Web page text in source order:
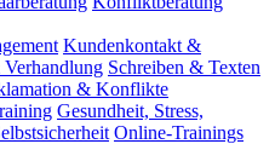
Kundenkontakt &
Schreiben & Texten
& Konflikte
Gesundheit, Stress,
Online-Trainings